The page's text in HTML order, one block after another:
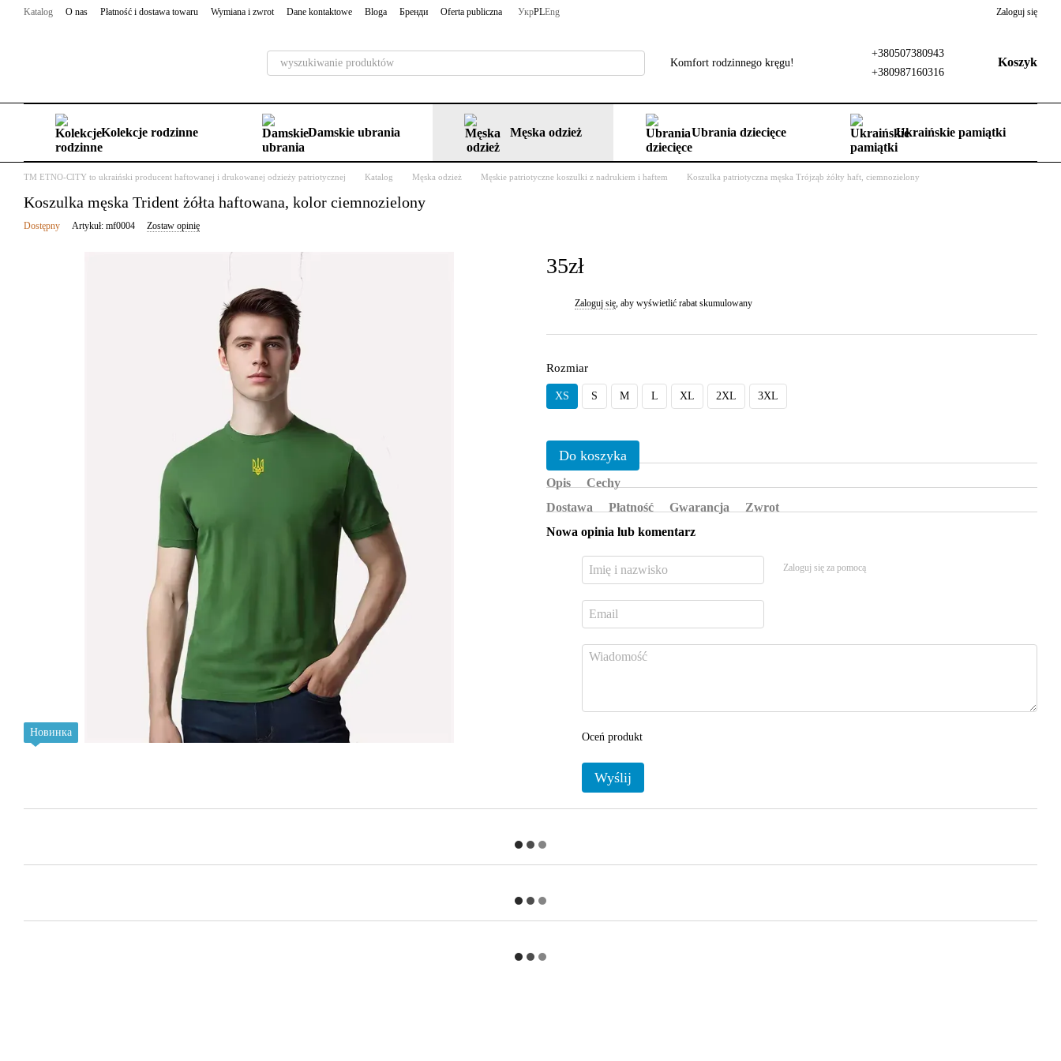
Przejdź do głównej treści
Katalog O nas Płatność i dostawa towaru Wymiana i zwrot Dane kontaktowe Bloga Бренди Oferta publiczna УкрPLEng Zaloguj się
Komfort rodzinnego kręgu!
+380507380943
+380987160316
Koszyk
Kolekcje rodzinne Damskie ubrania Męska odzież Ubrania dziecięce Ukraińskie pamiątki
TM ETNO-CITY to ukraiński producent haftowanej i drukowanej odzieży patriotycznej Katalog Męska odzież Męskie patriotyczne koszulki z nadrukiem i haftem Koszulka patriotyczna męska Trójząb żółty haft, ciemnozielony
Koszulka męska Trident żółta haftowana, kolor ciemnozielony
Dostępny Artykuł: mf0004 Zostaw opinię
Новинка
35zł
Zaloguj się , aby wyświetlić rabat skumulowany
Rozmiar
XS S M L XL 2XL 3XL
Do koszyka
Opis
Cechy
Dostawa
Płatność Gwarancja
Zwrot
Nowa opinia lub komentarz
Zaloguj się za pomocą
Oceń produkt
Wyślij